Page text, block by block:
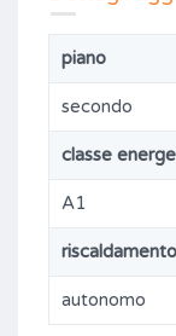
piano
secondo
classe
A1
riscaldamento
autonomo